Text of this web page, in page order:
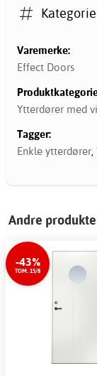
Varemerke:
Effect Doors
Ytterdører med
Tagger:
Enkle ytterdører,
Andre
-43%
TOM. 15/8